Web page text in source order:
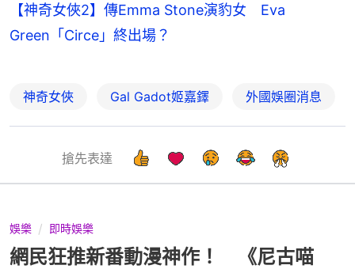
【神奇女俠2】傳Emma Stone演豹女 Eva
Green「Circe」終出場？
神奇女俠 Gal Gadot姬嘉鐸 外國娛圈消息
搶先表達
娛樂 即時娛樂
網民狂推新番動漫神作！ 《尼古喵